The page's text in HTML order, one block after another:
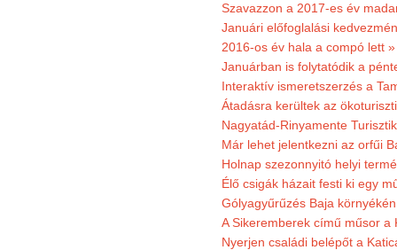
Szavazzon a 2017-es év
Januári előfoglalási
2016-os év hala a compó lett »
Januárban is folytatódik a
Interaktív ismeretszerzés a
Átadásra kerültek az
Nagyatád-Rinyamente
Már lehet jelentkezni az orfűi
Holnap szezonnyitó helyi
Élő csigák házait festi ki egy
Gólyagyűrűzés Baja
A Sikeremberek című műsor a
Nyerjen családi belépőt a